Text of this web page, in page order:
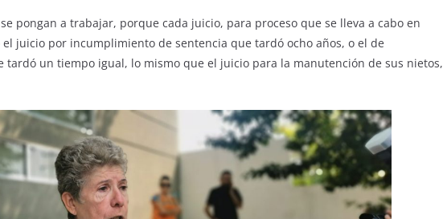
pongan a trabajar, porque cada juicio, para proceso que se lleva a cabo en
el juicio por incumplimiento de sentencia que tardó ocho años, o el de
tardó un tiempo igual, lo mismo que el juicio para la manutención de sus nietos,